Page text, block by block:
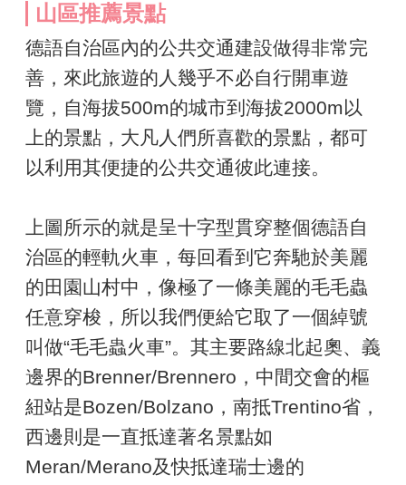
山區推薦景點
德語自治區內的公共交通建設做得非常完
善，來此旅遊的人幾乎不必自行開車遊
覽，自海拔500m的城市到海拔2000m以
上的景點，大凡人們所喜歡的景點，都可
以利用其便捷的公共交通彼此連接。
上圖所示的就是呈十字型貫穿整個德語自
治區的輕軌火車，每回看到它奔馳於美麗
的田園山村中，像極了一條美麗的毛毛蟲
任意穿梭，所以我們便給它取了一個綽號
叫做“毛毛蟲火車”。其主要路線北起奧、義
邊界的Brenner/Brennero，中間交會的樞
紐站是Bozen/Bolzano，南抵Trentino省，
西邊則是一直抵達著名景點如
Meran/Merano及快抵達瑞士邊的